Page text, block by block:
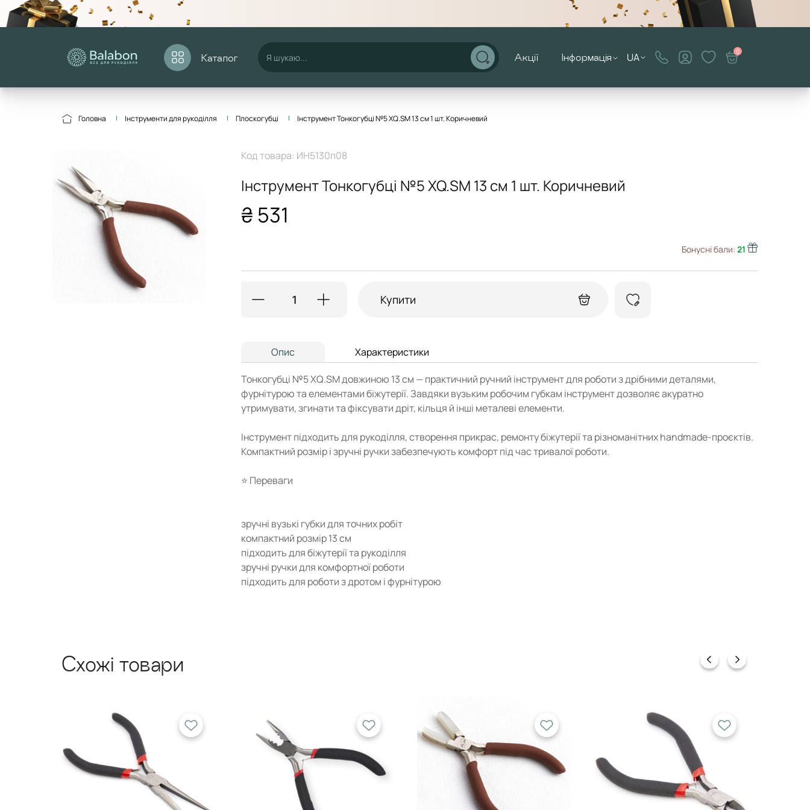
Каталог Акції Інформація UA 0
Головна Інструменти для рукоділля Плоскогубці Інструмент Тонкогубці №5 XQ.SM 13 см 1 шт. Коричневий
Код товара: ИН5130п08
Інструмент Тонкогубці №5 XQ.SM 13 см 1 шт. Коричневий
₴ 531
Бонусні бали: 21
Купити
Опис Характеристики
Тонкогубці №5 XQ.SM довжиною 13 см — практичний ручний інструмент для роботи з дрібними деталями,
фурнітурою та елементами біжутерії. Завдяки вузьким робочим губкам інструмент дозволяє акуратно
утримувати, згинати та фіксувати дріт, кільця й інші металеві елементи.
Інструмент підходить для рукоділля, створення прикрас, ремонту біжутерії та різноманітних handmade-проєктів.
Компактний розмір і зручні ручки забезпечують комфорт під час тривалої роботи.
⭐ Переваги
зручні вузькі губки для точних робіт
компактний розмір 13 см
підходить для біжутерії та рукоділля
зручні ручки для комфортної роботи
підходить для роботи з дротом і фурнітурою
Колір: коричневий
Кількість: 1 шт.
Де використовується
Схожі товари